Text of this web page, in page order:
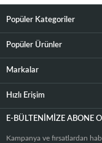
Popüler Kategoriler
Popüler Ürünler
Markalar
Hızlı Erişim
E-BÜLTENIMIZE ABONE
Kampanya ve fırsatlardan